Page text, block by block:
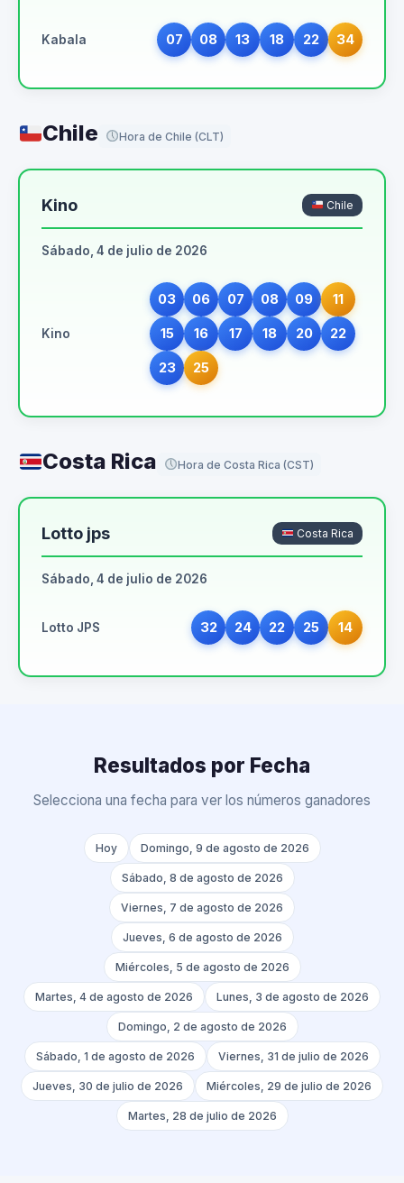
Kabala 07 08 13 18 22 34
Chile Hora de Chile (CLT)
Kino Chile
Sábado, 4 de julio de 2026
Kino
03 06 07 08 09 11
15 16 17 18 20 22
23 25
Costa Rica Hora de Costa Rica (CST)
Lotto jps Costa Rica
Sábado, 4 de julio de 2026
Lotto JPS 32 24 22 25 14
Resultados por Fecha
Selecciona una fecha para ver los números ganadores
Hoy Domingo, 9 de agosto de 2026
Sábado, 8 de agosto de 2026
Viernes, 7 de agosto de 2026
Jueves, 6 de agosto de 2026
Miércoles, 5 de agosto de 2026
Martes, 4 de agosto de 2026 Lunes, 3 de agosto de 2026
Domingo, 2 de agosto de 2026
Sábado, 1 de agosto de 2026 Viernes, 31 de julio de 2026
Jueves, 30 de julio de 2026 Miércoles, 29 de julio de 2026
Martes, 28 de julio de 2026